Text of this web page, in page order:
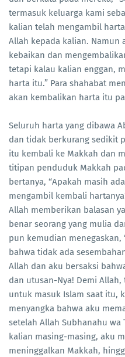
termasuk keluarga kami
kalian telah mengambil
Allah kepada kalian.
kebaikan dan
tetapi kalau kalian enggan,
harta itu.” Para shahabat
akan kembalikan harta itu
Seluruh harta yang dibawa
dan tidak berkurang sedikit
itu kembali ke Makkah dan
titipan penduduk Makkah
bertanya, “Apakah masih
mengambil kembali
Allah memberikan balasan
benar seorang yang mulia
pun kemudian menegaskan,
bahwa tidak ada
Allah dan aku bersaksi
dan utusan-Nya! Demi
untuk masuk Islam saat itu,
menyangka bahwa aku
setelah Allah Subhanahu wa
kalian masing-masing, aku
meninggalkan Makkah,